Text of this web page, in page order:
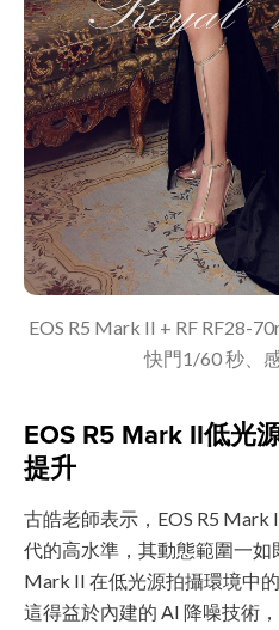
EOS R5 Mark II + RF RF28-
快門1/60 秒、
EOS R5 Mark II低光
提升
古皓老師表示，EOS R5
代的高水準，其動態範圍一如
Mark II 在低光源拍攝環境中
這得益於內建的 AI 降噪技術